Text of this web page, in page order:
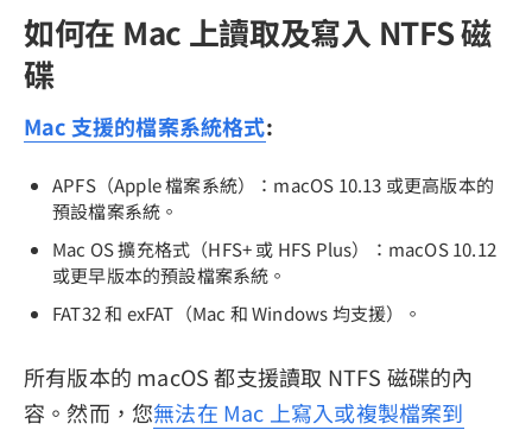
如何在 Mac 上讀取及寫入 NTFS 磁
碟
Mac 支援的檔案系統格式:
APFS（Apple 檔案系統）：macOS 10.13 或更高版本的
預設檔案系統。
Mac OS 擴充格式（HFS+ 或 HFS Plus）：macOS 10.12
或更早版本的預設檔案系統。
FAT32 和 exFAT（Mac 和 Windows 均支援）。
所有版本的 macOS 都支援讀取 NTFS 磁碟的內
容。然而，您無法在 Mac 上寫入或複製檔案到